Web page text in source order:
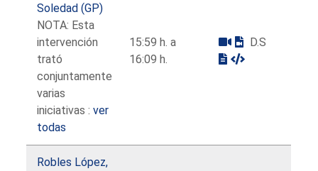
Soledad (GP)
NOTA: Esta
intervención
trató
conjuntamente
varias
iniciativas :ver
todas
15:59 h. a
16:09 h.
D.S
Robles López,